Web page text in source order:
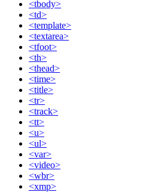
<tbody>
<td>
<template>
<textarea>
<tfoot>
<th>
<thead>
<time>
<title>
<tr>
<track>
<tt>
<u>
<ul>
<var>
<video>
<wbr>
<xmp>